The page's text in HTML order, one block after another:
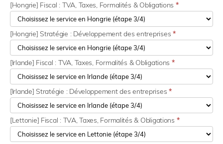
[Hongrie] Fiscal : TVA, Taxes, Formalités & Obligations *
[Hongrie] Stratégie : Développement des entreprises *
[Irlande] Fiscal : TVA, Taxes, Formalités & Obligations *
[Irlande] Stratégie : Développement des entreprises *
[Lettonie] Fiscal : TVA, Taxes, Formalités & Obligations *